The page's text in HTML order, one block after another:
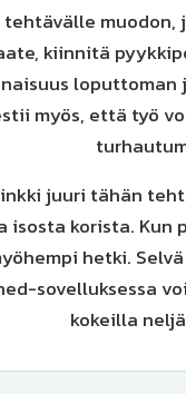
muodon,
kiinnitä
myös, että työ
juuri tähän
isosta korista.
hetki.
sovelluksessa
kokeilla